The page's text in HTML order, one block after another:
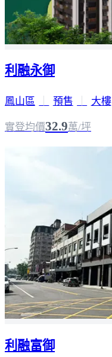
利融永御
鳳山區 預售 大樓
實登均價32.9萬/坪
利融富御